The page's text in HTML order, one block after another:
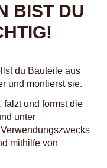
BIST DU
du Bauteile aus
und montierst sie.
falzt und formst die
unter
mithilfe von